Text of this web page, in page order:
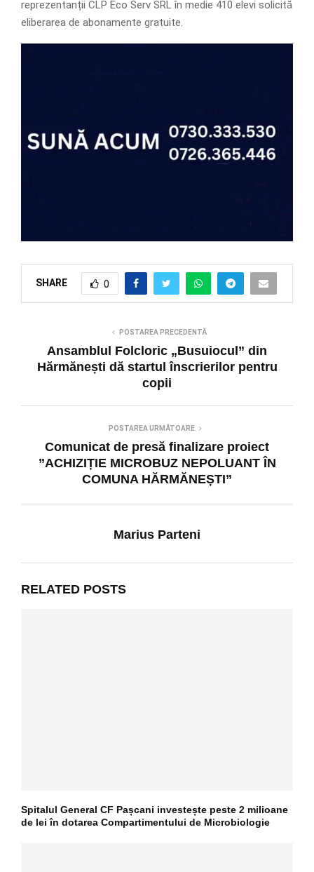
reprezentanții CLP Eco Serv SRL în medie 410 elevi solicită
eliberarea de abonamente gratuite.
SHARE 0
POSTAREA PRECEDENTĂ
Ansamblul Folcloric „Busuiocul” din
Hărmănești dă startul înscrierilor pentru
copii
POSTAREA URMĂTOARE
Comunicat de presă finalizare proiect
”ACHIZIȚIE MICROBUZ NEPOLUANT ÎN
COMUNA HĂRMĂNEȘTI”
Marius Parteni
RELATED POSTS
Spitalul General CF Pașcani investește peste 2 milioane
de lei în dotarea Compartimentului de Microbiologie